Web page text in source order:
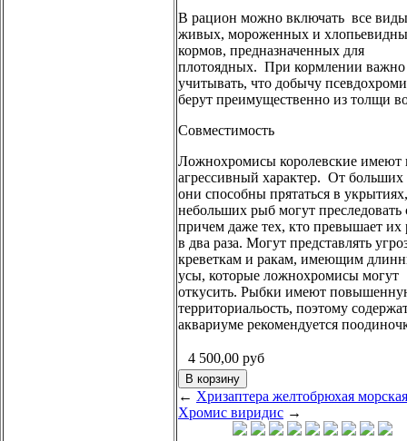
В рацион можно включать все виды
живых, мороженных и
кормов, предназначенных для
плотоядных. При кормлении важно
учитывать, что добычу
берут преимущественно из толщи
Совместимость
Ложнохромисы королевские имеют
агрессивный характер. От
они способны прятаться в
небольших рыб могут преследовать
причем даже тех, кто превышает их
в два раза. Могут представлять
креветкам и ракам, имеющим
усы, которые ложнохромисы могут
откусить. Рыбки имеют
территориальость, поэтому
аквариуме рекомендуется
4 500,00 руб
← Хризаптера желтобрюхая морская
Хромис виридис →